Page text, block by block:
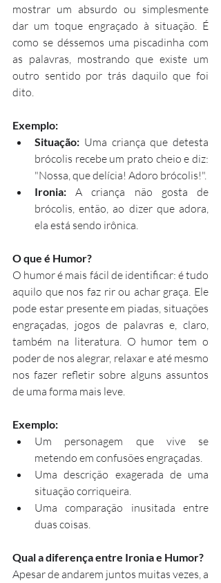
mostrar um absurdo ou simplesmente
dar um toque engraçado à situação. É
como se déssemos uma piscadinha com
as palavras, mostrando que existe um
outro sentido por trás daquilo que foi
dito.
Exemplo:
Situação: Uma criança que detesta
brócolis recebe um prato cheio e diz:
"Nossa, que delícia! Adoro brócolis!".
Ironia: A criança não gosta de
brócolis, então, ao dizer que adora,
ela está sendo irônica.
O que é Humor?
O humor é mais fácil de identificar: é tudo
aquilo que nos faz rir ou achar graça. Ele
pode estar presente em piadas, situações
engraçadas, jogos de palavras e, claro,
também na literatura. O humor tem o
poder de nos alegrar, relaxar e até mesmo
nos fazer refletir sobre alguns assuntos
de uma forma mais leve.
Exemplo:
Um personagem que vive se
metendo em confusões engraçadas.
Uma descrição exagerada de uma
situação corriqueira.
Uma comparação inusitada entre
duas coisas.
Qual a diferença entre Ironia e Humor?
Apesar de andarem juntos muitas vezes, a